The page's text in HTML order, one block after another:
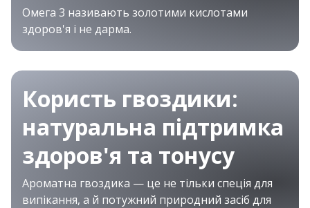
Омега 3 називають золотими кислотами
здоров'я і не дарма.
Користь гвоздики:
натуральна підтримка
здоров'я та тонусу
Ароматна гвоздика — це не тільки спеція для
випікання, а й потужний природний засіб для